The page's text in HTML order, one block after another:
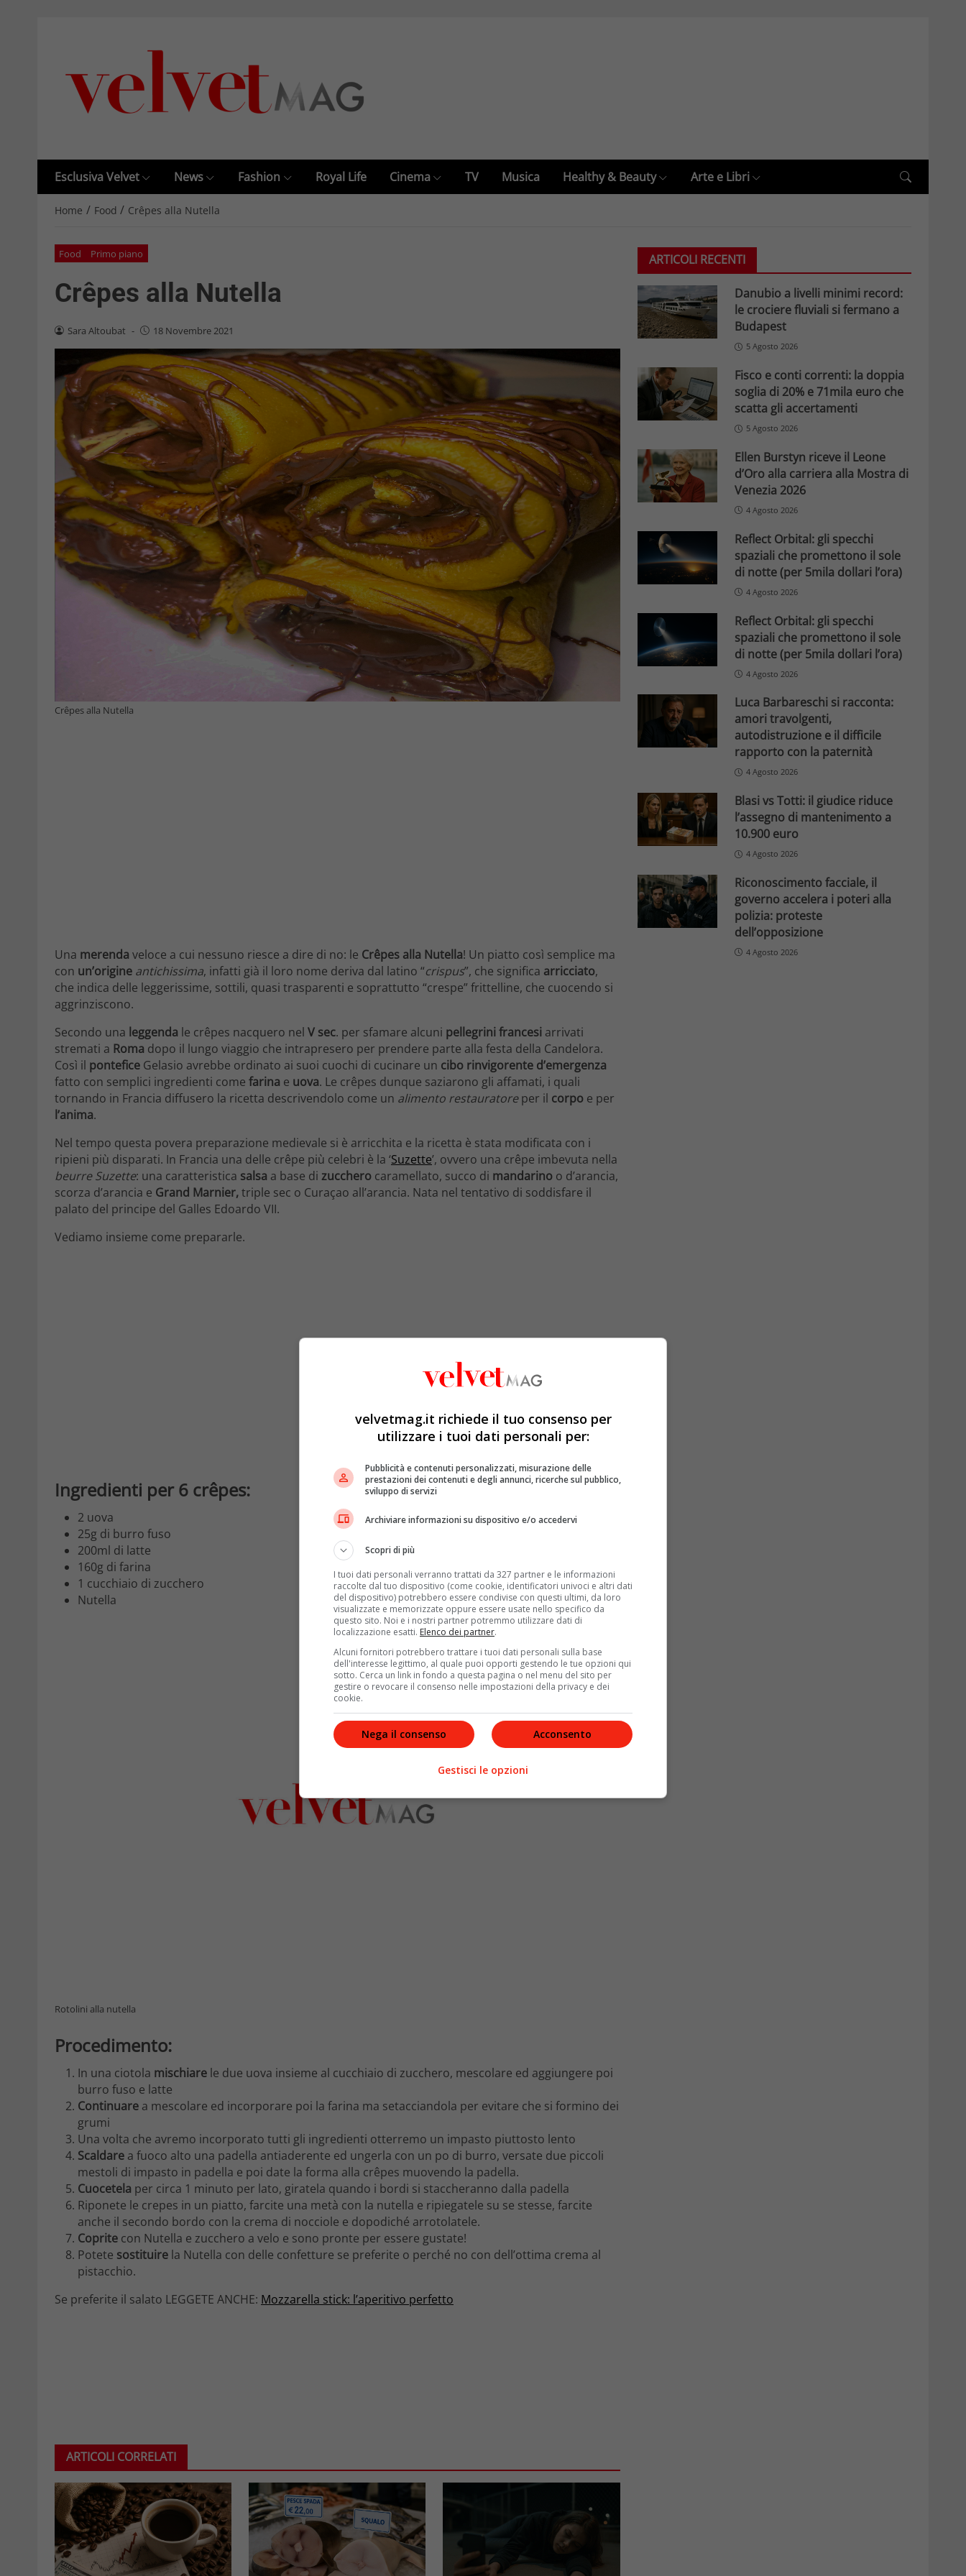
Esclusiva Velvet News Fashion Royal Life Cinema TV Musica Healthy & Beauty Arte e Libri
Home / Food / Crêpes alla Nutella
Food Primo piano
Crêpes alla Nutella
Sara Altoubat - 18 Novembre 2021
Crêpes alla Nutella
Una merenda veloce a cui nessuno riesce a dire di no: le Crêpes alla Nutella! Un piatto così semplice ma
con un’origine antichissima, infatti già il loro nome deriva dal latino “crispus”, che significa arricciato,
che indica delle leggerissime, sottili, quasi trasparenti e soprattutto “crespe” frittelline, che cuocendo si
aggrinziscono.
Secondo una leggenda le crêpes nacquero nel V sec. per sfamare alcuni pellegrini francesi arrivati
stremati a Roma dopo il lungo viaggio che intrapresero per prendere parte alla festa della Candelora.
Così il pontefice Gelasio avrebbe ordinato ai suoi cuochi di cucinare un cibo rinvigorente d’emergenza
fatto con semplici ingredienti come farina e uova. Le crêpes dunque saziarono gli affamati, i quali
tornando in Francia diffusero la ricetta descrivendolo come un alimento restauratoreper il corpo e per
l’anima.
Nel tempo questa povera preparazione medievale si è arricchita e la ricetta è stata modificata con i
ripieni più disparati. In Francia una delle crêpe più celebri è la ‘Suzette’, ovvero una crêpe imbevuta nella
beurre Suzette: una caratteristica salsa a base di zucchero caramellato, succo di mandarino o d’arancia,
scorza d’arancia e Grand Marnier,triple sec o Curaçao all’arancia. Nata nel tentativo di soddisfare il
palato del principe del Galles Edoardo VII.
Vediamo insieme come prepararle.
Ingredienti per 6 crêpes:
2 uova
25g di burro fuso
200ml di latte
160g di farina
1 cucchiaio di zucchero
Nutella
Rotolini alla nutella
Procedimento:
In una ciotola mischiare le due uova insieme al cucchiaio di zucchero, mescolare ed aggiungere poi
burro fuso e latte
Continuare a mescolare ed incorporare poi la farina ma setacciandola per evitare che si formino dei
grumi
Una volta che avremo incorporato tutti gli ingredienti otterremo un impasto piuttosto lento
Scaldare a fuoco alto una padella antiaderente ed ungerla con un po di burro, versate due piccoli
mestoli di impasto in padella e poi date la forma alla crêpes muovendo la padella.
Cuocetela per circa 1 minuto per lato, giratela quando i bordi si staccheranno dalla padella
Riponete le crepes in un piatto, farcite una metà con la nutella e ripiegatele su se stesse, farcite
anche il secondo bordo con la crema di nocciole e dopodiché arrotolatele.
Coprite con Nutella e zucchero a velo e sono pronte per essere gustate!
Potete sostituire la Nutella con delle confetture se preferite o perché no con dell’ottima crema al
pistacchio.
Se preferite il salato LEGGETE ANCHE: Mozzarella stick: l’aperitivo perfetto
ARTICOLI CORRELATI
ARTICOLI RECENTI
Danubio a livelli minimi record:
le crociere fluviali si fermano a
Budapest
5 Agosto 2026
Fisco e conti correnti: la doppia
soglia di 20% e 71mila euro che
scatta gli accertamenti
5 Agosto 2026
Ellen Burstyn riceve il Leone
d’Oro alla carriera alla Mostra di
Venezia 2026
4 Agosto 2026
Reflect Orbital: gli specchi
spaziali che promettono il sole
di notte (per 5mila dollari l’ora)
4 Agosto 2026
Reflect Orbital: gli specchi
spaziali che promettono il sole
di notte (per 5mila dollari l’ora)
4 Agosto 2026
Luca Barbareschi si racconta:
amori travolgenti,
autodistruzione e il difficile
rapporto con la paternità
4 Agosto 2026
Blasi vs Totti: il giudice riduce
l’assegno di mantenimento a
10.900 euro
4 Agosto 2026
Riconoscimento facciale, il
governo accelera i poteri alla
polizia: proteste
dell’opposizione
4 Agosto 2026
velvetmag.it richiede il tuo consenso per
utilizzare i tuoi dati personali per:
Pubblicità e contenuti personalizzati, misurazione delle
prestazioni dei contenuti e degli annunci, ricerche sul pubblico,
sviluppo di servizi
Archiviare informazioni su dispositivo e/o accedervi
Scopri di più
I tuoi dati personali verranno trattati da 327 partner e le informazioni
raccolte dal tuo dispositivo (come cookie, identificatori univoci e altri dati
del dispositivo) potrebbero essere condivise con questi ultimi, da loro
visualizzate e memorizzate oppure essere usate nello specifico da
questo sito. Noi e i nostri partner potremmo utilizzare dati di
localizzazione esatti. Elenco dei partner.
Alcuni fornitori potrebbero trattare i tuoi dati personali sulla base
dell'interesse legittimo, al quale puoi opporti gestendo le tue opzioni qui
sotto. Cerca un link in fondo a questa pagina o nel menu del sito per
gestire o revocare il consenso nelle impostazioni della privacy e dei
cookie.
Acconsento
Nega il consenso
Gestisci le opzioni